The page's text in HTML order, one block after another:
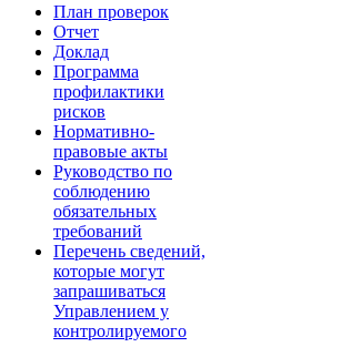
План проверок
Отчет
Доклад
Программа
профилактики
рисков
Нормативно-
правовые акты
Руководство по
соблюдению
обязательных
требований
Перечень сведений,
которые могут
запрашиваться
Управлением у
контролируемого